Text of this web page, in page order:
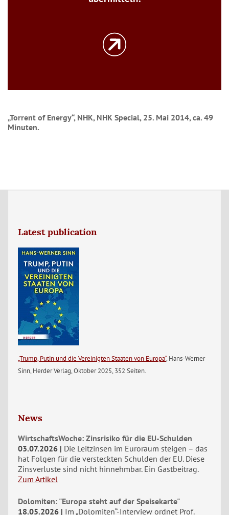
„Torrent of Energy“, NHK, NHK Special, 25. Mai 2014, ca. 49
Minuten.
Latest publication
„Trump, Putin und die Vereinigten Staaten von Europa“, Hans-Werner
Sinn, Herder Verlag, Oktober 2025, 352 Seiten.
News
WirtschaftsWoche: Zinsrisiko für die EU-Schulden
03.07.2026
Die Leitzinsen im Euroraum steigen – das
hat Folgen für die versteckten Schulden der EU. Diese
Zinsverluste sind nicht hinnehmbar. Ein Gastbeitrag.
Zum Artikel
Dolomiten: "Europa steht auf der Speisekarte"
18.05.2026
Im „Dolomiten“-Interview ordnet Prof.